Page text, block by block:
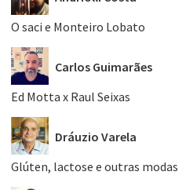
O saci e Monteiro Lobato
Carlos Guimarães
Ed Motta x Raul Seixas
Dráuzio Varela
Glúten, lactose e outras modas